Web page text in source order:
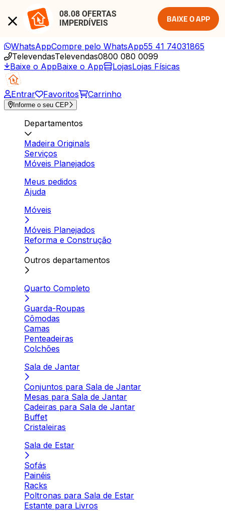
08.08 OFERTAS
IMPERDÍVEIS
BAIXE O APP
WhatsAppCompre pelo WhatsApp55 41 74031865
TelevendasTelevendas0800 080 0099
Baixe o AppBaixe o App LojasLojas Físicas
Entrar Favoritos Carrinho
Informe o seu CEP
Departamentos
Madeira Originals
Serviços
Móveis Planejados
Meus pedidos
Ajuda
Móveis
Móveis Planejados
Reforma e Construção
Outros departamentos
Quarto Completo
Guarda-Roupas
Cômodas
Camas
Penteadeiras
Colchões
Sala de Jantar
Conjuntos para Sala de Jantar
Mesas para Sala de Jantar
Cadeiras para Sala de Jantar
Buffet
Cristaleiras
Sala de Estar
Sofás
Painéis
Racks
Poltronas para Sala de Estar
Estante para Livros